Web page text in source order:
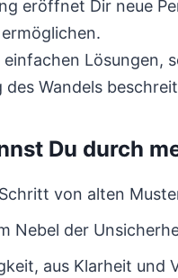
eröffnet Dir neue
Lösungen,
des Wandels
Du durch
von alten
Nebel der
aus Klarheit und